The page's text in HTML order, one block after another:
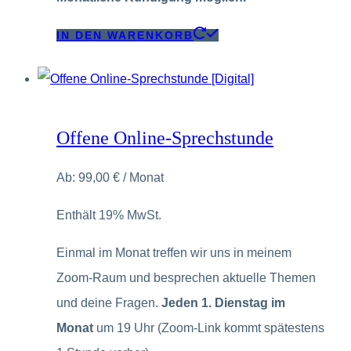
IN DEN WARENKORB
Offene Online-Sprechstunde
Ab: 99,00 € / Monat
Enthält 19% MwSt.
Einmal im Monat treffen wir uns in meinem
Zoom-Raum und besprechen aktuelle Themen
und deine Fragen. Jeden 1. Dienstag im
Monat um 19 Uhr (Zoom-Link kommt spätestens